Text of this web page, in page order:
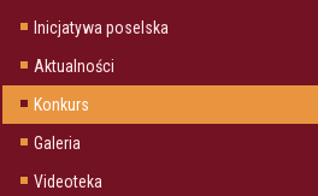
Inicjatywa poselska
Aktualności
Konkurs
Galeria
Videoteka